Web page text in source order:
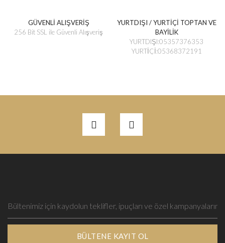
GÜVENLİ ALIŞVERİŞ
256 Bit SSL ile Güvenli Alışveriş
YURTDIŞI / YURTİÇİ TOPTAN VE
BAYİLİK
YURTDIŞI:05357376353
YURTİÇİ:05368372191
BÜLTENE KAYIT OL